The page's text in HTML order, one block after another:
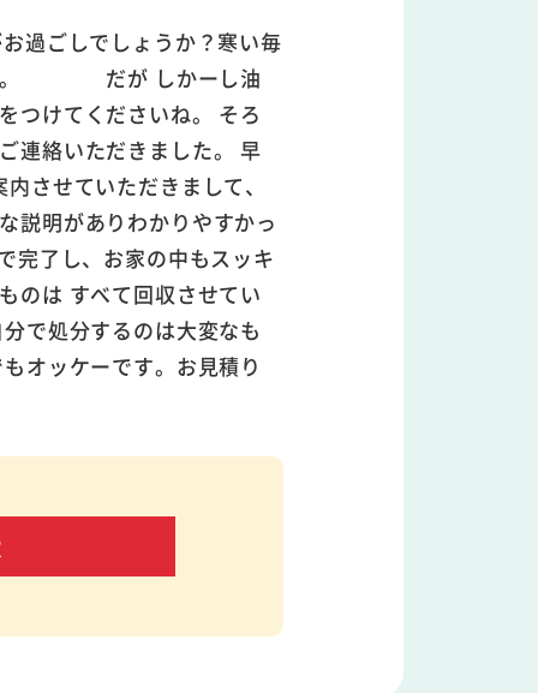
過ごしでしょうか？寒い毎
ぇ～。 だが しかーし油
つけてくださいね。 そろ
連絡いただきました。 早
させていただきまして、
説明がありわかりやすかっ
完了し、お家の中もスッキ
のは すべて回収させてい
で処分するのは大変なも
オッケーです。お見積り